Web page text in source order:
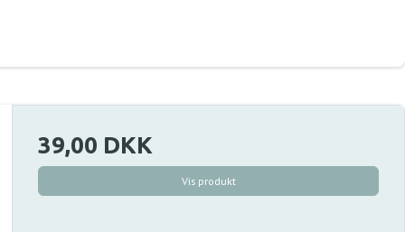
39,00 DKK
Vis produkt